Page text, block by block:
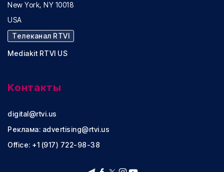
New York, NY 10018
USA
Телеканал RTVI
Mediakit RTVI US
Контакты
digital@rtvi.us
Реклама: advertising@rtvi.us
Office: +1 (917) 722-98-38